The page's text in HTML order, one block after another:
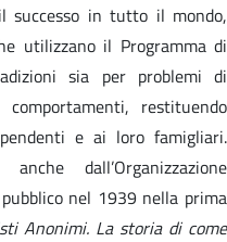
successo in tutto il mondo,
utilizzano il Programma di
sia per problemi di
restituendo
e ai loro famigliari.
dall’Organizzazione
nel 1939 nella prima
Anonimi. La storia di come